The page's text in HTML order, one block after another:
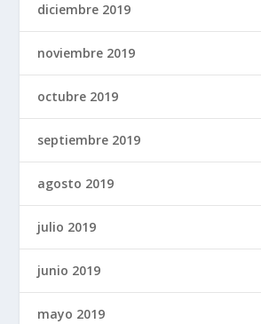
diciembre 2019
noviembre 2019
octubre 2019
septiembre 2019
agosto 2019
julio 2019
junio 2019
mayo 2019